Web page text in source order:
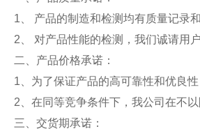
1、 产品的制造和检测均有质量记录
2、 对产品性能的检测，我们诚请用
二、产品价格承诺：
1、为了保证产品的高可靠性和优良
2、在同等竞争条件下，我公司在不
三、交货期承诺：